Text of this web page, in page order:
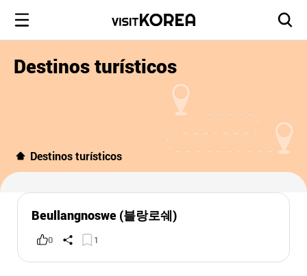
Destinos turísticos
Destinos turísticos
Beullangnoswe (블랑로쉐)
0 1